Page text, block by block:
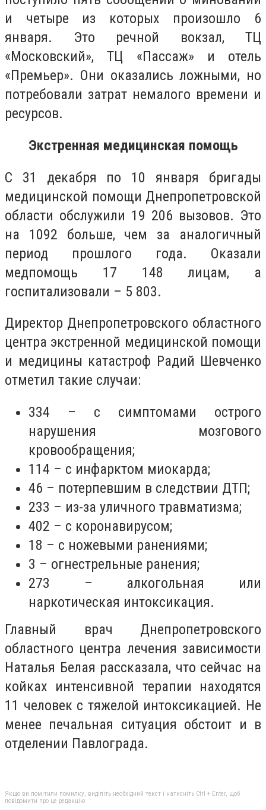
и четыре из которых произошло 6
января. Это речной вокзал, ТЦ
«Московский», ТЦ «Пассаж» и отель
«Премьер». Они оказались ложными, но
потребовали затрат немалого времени и
ресурсов.
Экстренная медицинская помощь
С 31 декабря по 10 января бригады
медицинской помощи Днепропетровской
области обслужили 19 206 вызовов. Это
на 1092 больше, чем за аналогичный
период прошлого года. Оказали
медпомощь 17 148 лицам, а
госпитализовали – 5 803.
Директор Днепропетровского областного
центра экстренной медицинской помощи
и медицины катастроф Радий Шевченко
отметил такие случаи:
334 – с симптомами острого
нарушения мозгового
кровообращения;
114 – с инфарктом миокарда;
46 – потерпевшим в следствии ДТП;
233 – из-за уличного травматизма;
402 – с коронавирусом;
18 – с ножевыми ранениями;
3 – огнестрельные ранения;
273 – алкогольная или
наркотическая интоксикация.
Главный врач Днепропетровского
областного центра лечения зависимости
Наталья Белая рассказала, что сейчас на
койках интенсивной терапии находятся
11 человек с тяжелой интоксикацией. Не
менее печальная ситуация обстоит и в
отделении Павлограда.
Якщо ви помітили помилку, виділіть необхідний текст і натисніть Ctrl + Enter, щоб
повідомити про це редакцію